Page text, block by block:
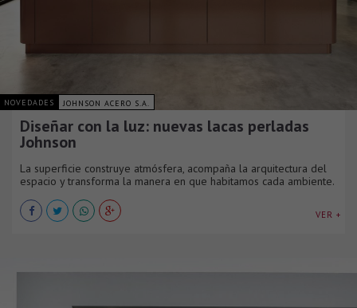
NOVEDADES JOHNSON ACERO S.A.
Diseñar con la luz: nuevas lacas perladas
Johnson
La superficie construye atmósfera, acompaña la arquitectura del
espacio y transforma la manera en que habitamos cada ambiente.
VER +